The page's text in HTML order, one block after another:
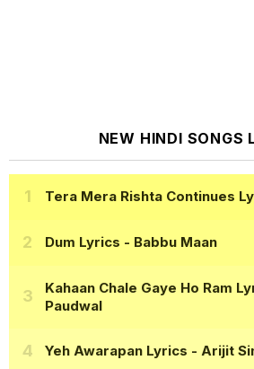
NEW HINDI SONGS
Tera Mera Rishta Continues
Dum Lyrics - Babbu Maan
Kahaan Chale Gaye Ho Ram
Paudwal
Yeh Awarapan Lyrics - Arijit